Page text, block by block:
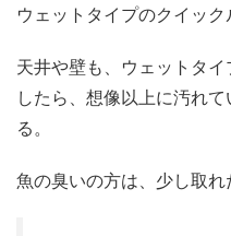
ウェットタイプのクイック
天井や壁も、ウェットタ
したら、想像以上に汚れ
る。
魚の臭いの方は、少し取れ